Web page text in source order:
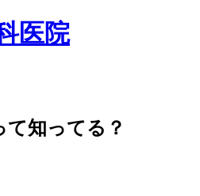
知ってる？